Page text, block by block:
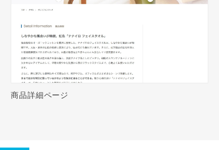
商品詳細ページ